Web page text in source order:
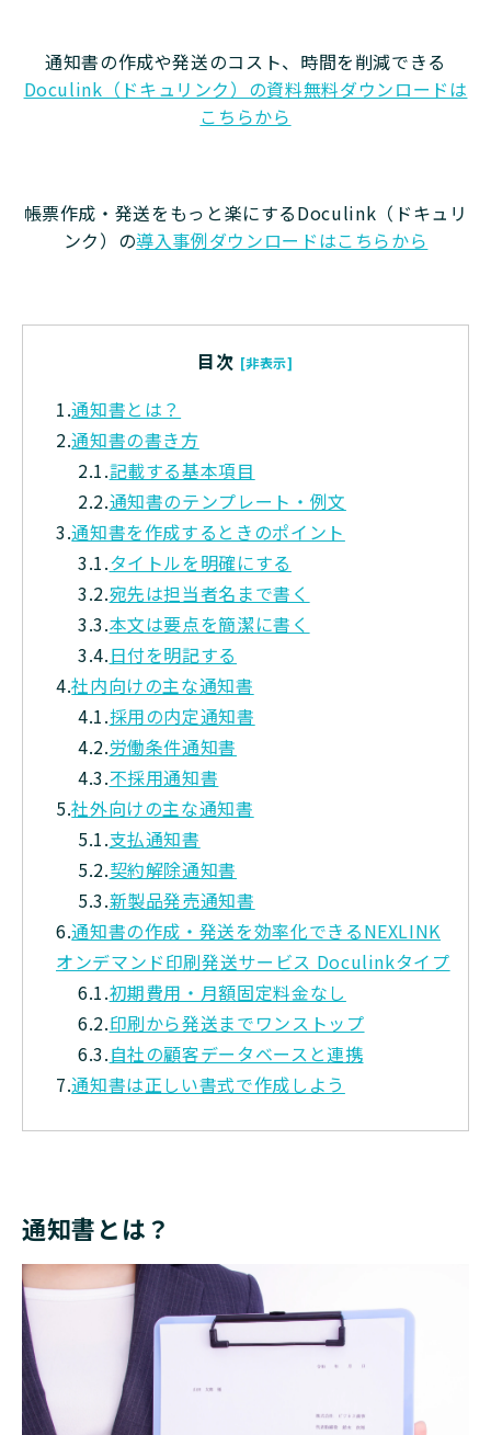
通知書の作成や発送のコスト、時間を削減できる
Doculink（ドキュリンク）の資料無料ダウンロードは
こちらから
帳票作成・発送をもっと楽にするDoculink（ドキュリ
ンク）の導入事例ダウンロードはこちらから
目次 [非表示]
1.通知書とは？
2.通知書の書き方
2.1.記載する基本項目
2.2.通知書のテンプレート・例文
3.通知書を作成するときのポイント
3.1.タイトルを明確にする
3.2.宛先は担当者名まで書く
3.3.本文は要点を簡潔に書く
3.4.日付を明記する
4.社内向けの主な通知書
4.1.採用の内定通知書
4.2.労働条件通知書
4.3.不採用通知書
5.社外向けの主な通知書
5.1.支払通知書
5.2.契約解除通知書
5.3.新製品発売通知書
6.通知書の作成・発送を効率化できるNEXLINK
オンデマンド印刷発送サービス Doculinkタイプ
6.1.初期費用・月額固定料金なし
6.2.印刷から発送までワンストップ
6.3.自社の顧客データベースと連携
7.通知書は正しい書式で作成しよう
通知書とは？